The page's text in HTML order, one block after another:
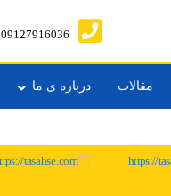
09127916036 - 077-37265218
مقالات درباره ی ما